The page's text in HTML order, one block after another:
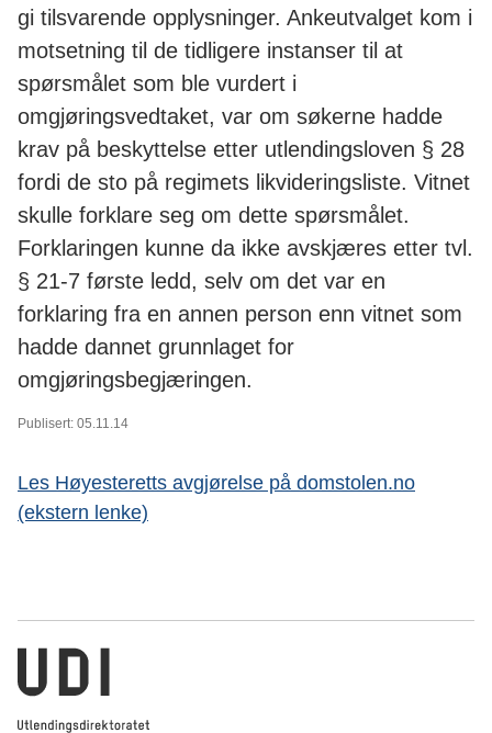
gi tilsvarende opplysninger. Ankeutvalget kom i
motsetning til de tidligere instanser til at
spørsmålet som ble vurdert i
omgjøringsvedtaket, var om søkerne hadde
krav på beskyttelse etter utlendingsloven § 28
fordi de sto på regimets likvideringsliste. Vitnet
skulle forklare seg om dette spørsmålet.
Forklaringen kunne da ikke avskjæres etter tvl.
§ 21-7 første ledd, selv om det var en
forklaring fra en annen person enn vitnet som
hadde dannet grunnlaget for
omgjøringsbegjæringen.
Publisert: 05.11.14
Les Høyesteretts avgjørelse på domstolen.no
(ekstern lenke)
Utlendingsdirektoratet